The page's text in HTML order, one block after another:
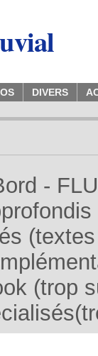
DIVERS
-
(trop